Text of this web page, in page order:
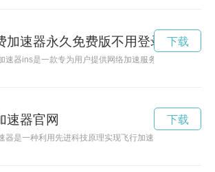
加速器永久免费版不用登录
速器ins是一款专为用户提供网络加速服务的应用，能够
下载
速器官网
器是一种利用先进科技原理实现飞行加速的装置，将为
下载